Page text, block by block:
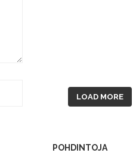
LOAD MORE
POHDINTOJA